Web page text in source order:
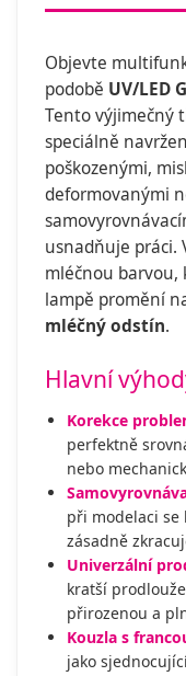
Objevte
podobě UV/LED
Tento výjimečný
speciálně
poškozenými,
deformovanými
usnadňuje práci.
mléčnou barvou,
lampě promění
mléčný odstín.
Hlavní
Korekce
perfektně
nebo
při modelaci se
zásadně
Univerzální
kratší
přirozenou a
Kouzla s
jako